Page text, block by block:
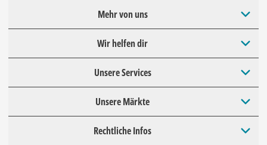
Mehr von uns
Wir helfen dir
Unsere Services
Unsere Märkte
Rechtliche Infos